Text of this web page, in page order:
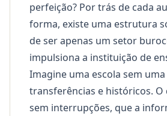
perfeição? Por trás de cada
forma, existe uma estrutura
de ser apenas um setor
impulsiona a instituição de
Imagine uma escola sem
transferências e históricos. O
sem interrupções, que a